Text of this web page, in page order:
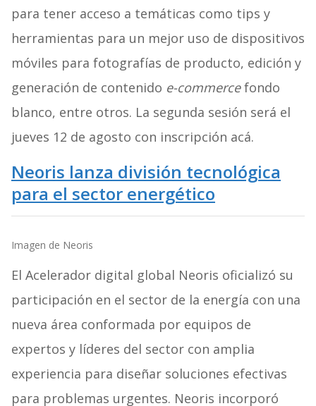
para tener acceso a temáticas como tips y
herramientas para un mejor uso de dispositivos
móviles para fotografías de producto, edición y
generación de contenido e-commercefondo
blanco, entre otros. La segunda sesión será el
jueves 12 de agosto con inscripción acá.
Neoris lanza división tecnológica
para el sector energético
Imagen de Neoris
El Acelerador digital global Neoris oficializó su
participación en el sector de la energía con una
nueva área conformada por equipos de
expertos y líderes del sector con amplia
experiencia para diseñar soluciones efectivas
para problemas urgentes. Neoris incorporó